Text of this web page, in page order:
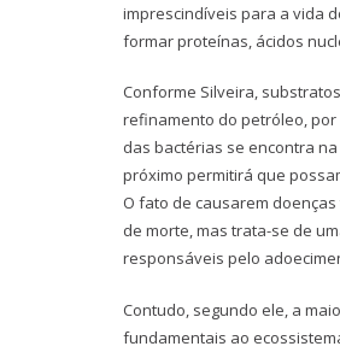
imprescindíveis para a vida
formar proteínas, ácidos
Conforme Silveira,
refinamento do petróleo,
das bactérias se encontra
próximo permitirá que
O fato de causarem
de morte, mas trata-se de
responsáveis pelo
Contudo, segundo ele, a
fundamentais ao